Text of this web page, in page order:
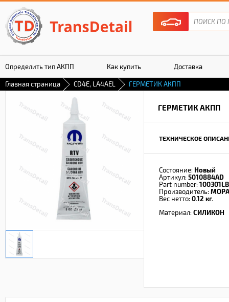
Определить тип АКПП Как купить Доставка
Гарантия
Главная страница CD4E, LA4AEL ГЕРМЕТИК АКПП
ГЕРМЕТИК АКПП
ТЕХНИЧЕСКОЕ
Состояние: Новый
Артикул: 5010884AD
Part number:
Производитель:
Вес нетто: 0.12 кг.
Материал: СИЛИКОН